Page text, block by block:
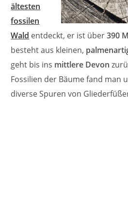
ältesten
fossilen
Wald entdeckt, er ist über390
besteht aus kleinen,
geht bis ins mittlere Devon
Fossilien der Bäume fand man
diverse Spuren von